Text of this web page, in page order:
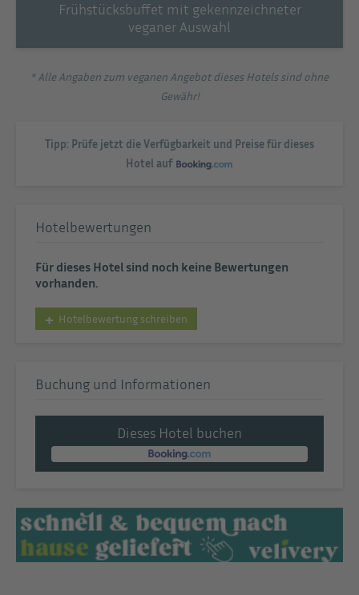
Frühstücksbuffet mit gekennzeichneter
veganer Auswahl
* Alle Angaben zum veganen Angebot dieses Hotels sind ohne
Gewähr!
Tipp: Prüfe jetzt die Verfügbarkeit und Preise für dieses
Hotel auf
Hotelbewertungen
Für dieses Hotel sind noch keine Bewertungen
vorhanden.
Hotelbewertung schreiben
Buchung und Informationen
Dieses Hotel buchen